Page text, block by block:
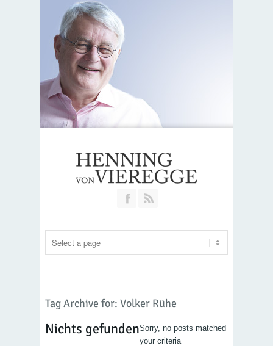
Join our Facebook Group
Tag Archive for: Volker Rühe
Nichts gefundenSorry, no posts matched
your criteria